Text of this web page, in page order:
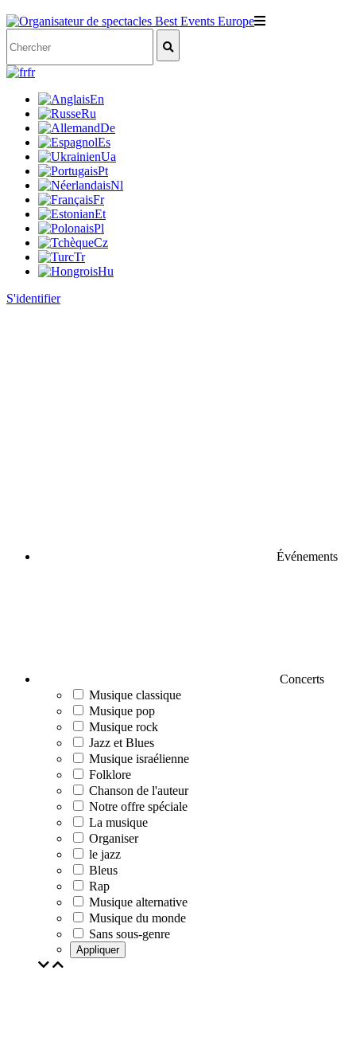
fr
En
Ru
De
Es
Ua
Pt
Nl
Fr
Et
Pl
Cz
Tr
Hu
S'identifier
Événements
Concerts
Musique classique
Musique pop
Musique rock
Jazz et Blues
Musique israélienne
Folklore
Chanson de l'auteur
Notre offre spéciale
La musique
Organiser
le jazz
Bleus
Rap
Musique alternative
Musique du monde
Sans sous-genre
Appliquer